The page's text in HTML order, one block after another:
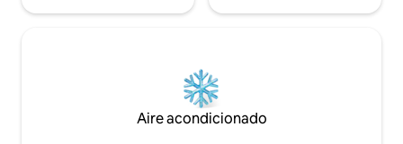
Aire acondicionado